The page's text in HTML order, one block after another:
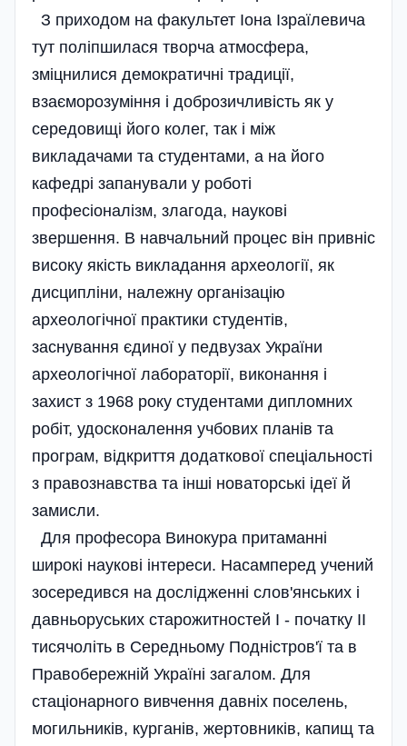
З приходом на факультет Іона Ізраїлевича
тут поліпшилася творча атмосфера,
зміцнилися демократичні традиції,
взаєморозуміння і доброзичливість як у
середовищі його колег, так і між
викладачами та студентами, а на його
кафедрі запанували у роботі
професіоналізм, злагода, наукові
звершення. В навчальний процес він привніс
високу якість викладання археології, як
дисципліни, належну організацію
археологічної практики студентів,
заснування єдиної у педвузах України
археологічної лабораторії, виконання і
захист з 1968 року студентами дипломних
робіт, удосконалення учбових планів та
програм, відкриття додаткової спеціальності
з правознавства та інші новаторські ідеї й
замисли.
Для професора Винокура притаманні
широкі наукові інтереси. Насамперед учений
зосередився на дослідженні слов'янських і
давньоруських старожитностей І - початку ІІ
тисячоліть в Середньому Подністров'ї та в
Правобережній Україні загалом. Для
стаціонарного вивчення давніх поселень,
могильників, курганів, жертовників, капищ та